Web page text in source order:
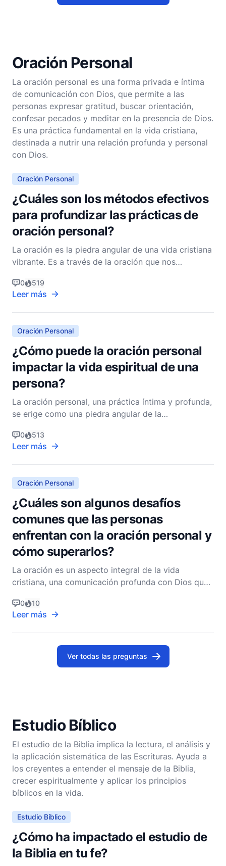
Oración Personal
La oración personal es una forma privada e íntima
de comunicación con Dios, que permite a las
personas expresar gratitud, buscar orientación,
confesar pecados y meditar en la presencia de Dios.
Es una práctica fundamental en la vida cristiana,
destinada a nutrir una relación profunda y personal
con Dios.
Oración Personal
¿Cuáles son los métodos efectivos
para profundizar las prácticas de
oración personal?
La oración es la piedra angular de una vida cristiana
vibrante. Es a través de la oración que nos
deseos, confesamos nuestros pecados y buscamos
guía. Profundizar en la práctica de la oración
personal puede llevar a una relación más profunda
con Dios y a una
0 519
Leer más
Oración Personal
¿Cómo puede la oración personal
impactar la vida espiritual de una
persona?
La oración personal, una práctica íntima y profunda,
se erige como una piedra angular de la
tranquilos de oración donde los individuos a
menudo encuentran fortaleza, guía y una conexión
más profunda con Dios. Comprender cómo la
oración personal puede im
0 513
Leer más
Oración Personal
¿Cuáles son algunos desafíos
comunes que las personas
enfrentan con la oración personal y
cómo superarlos?
La oración es un aspecto integral de la vida
cristiana, una comunicación profunda con Dios que
nuestra fe. Sin embargo, muchos creyentes se
encuentran luchando con la oración personal,
encontrando varios obstáculos que pueden hacer
que esta práctica s
0 10
Leer más
Ver todas las preguntas
Estudio Bíblico
El estudio de la Biblia implica la lectura, el análisis y
la aplicación sistemática de las Escrituras. Ayuda a
los creyentes a entender el mensaje de la Biblia,
crecer espiritualmente y aplicar los principios
bíblicos en la vida.
Estudio Bíblico
¿Cómo ha impactado el estudio de
la Biblia en tu fe?